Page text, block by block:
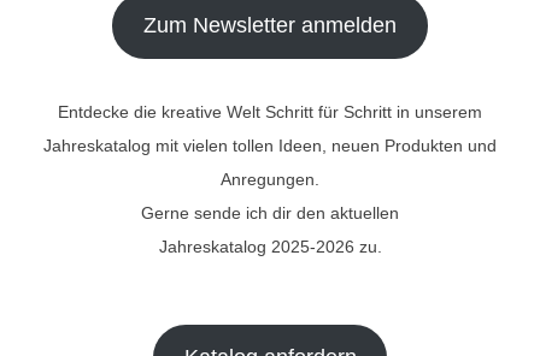
Zum Newsletter anmelden
Entdecke die kreative Welt Schritt für Schritt in unserem
Jahreskatalog mit vielen tollen Ideen, neuen Produkten und
Anregungen.
Gerne sende ich dir den aktuellen
Jahreskatalog 2025-2026 zu.